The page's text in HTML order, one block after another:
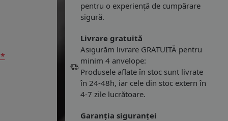
pentru o experiență de cumpărare
sigură.
Livrare gratuită
Asigurăm livrare GRATUITĂ pentru
minim 4 anvelope:
Produsele aflate în stoc sunt livrate
în 24-48h, iar cele din stoc extern în
4-7 zile lucrătoare.
Garanția siguranței